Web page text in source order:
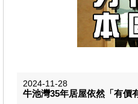
2024-11-28
牛池灣35年居屋依然「有價